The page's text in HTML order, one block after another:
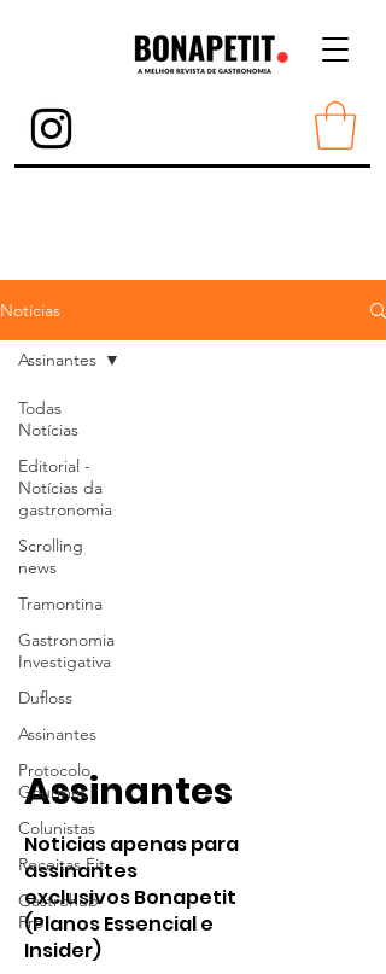
Notícias
Todas
Notícias
Editorial -
Notícias da
gastronomia
Scrolling
news
Tramontina
Gastronomia
Investigativa
Dufloss
Assinantes
Protocolo
Gourmet
Colunistas
Receitas Fit
Gastrohub
Pro
Assinantes
Assinantes
Noticias apenas para
assinantes
exclusivos Bonapetit
(Planos Essencial e
Insider)